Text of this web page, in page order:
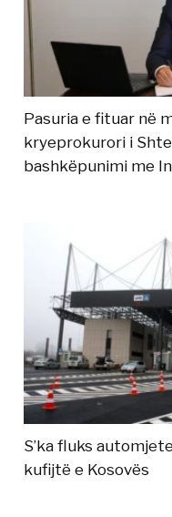
Pasuria e fituar në
kryeprokurori i
bashkëpunimi me
S’ka fluks
kufijtë e Kosovës